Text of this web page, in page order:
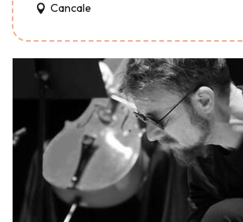
Cancale